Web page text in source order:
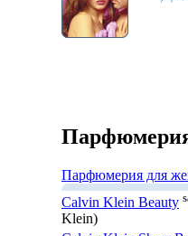
Парфюмерия для
Calvin Klein Beauty
Klein)